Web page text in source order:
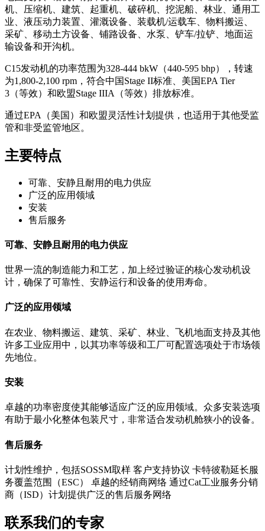
机、压缩机、建筑、起重机、破碎机、挖泥船、林业、通用工
业、液压动力装置、灌溉设备、装载机/运载车、物料搬运、
采矿、移动土方设备、铺路设备、水泵、铲车/拉铲、地面运
输设备和开沟机。
C15发动机的功率范围为328-444 bkW（440-595 bhp），转速
为1,800-2,100 rpm，符合中国Stage II标准、美国EPA Tier
3（等效）和欧盟Stage IIIA（等效）排放标准。
通过EPA（美国）和欧盟灵活性计划提供，也适用于其他受监
管和非受监管地区。
主要特点
可靠、安静且耐用的电力供应
广泛的应用领域
安装
售后服务
可靠、安静且耐用的电力供应
世界一流的制造能力和工艺，加上经过验证的核心发动机设
计，确保了可靠性、安静运行和设备的使用寿命。
广泛的应用领域
在农业、物料搬运、建筑、采矿、林业、飞机地面支持及其他
许多工业应用中，以其功率等级和工厂可配置选项处于市场领
先地位。
安装
卓越的功率密度使其能够适应广泛的应用领域。众多安装选项
有助于最小化整体包装尺寸，非常适合发动机舱狭小的设备。
售后服务
计划性维护，包括SOSSM取样 客户支持协议 卡特彼勒延长服
务覆盖范围（ESC） 卓越的经销商网络 通过Cat工业服务分销
商（ISD）计划提供广泛的售后服务网络
联系我们的专家